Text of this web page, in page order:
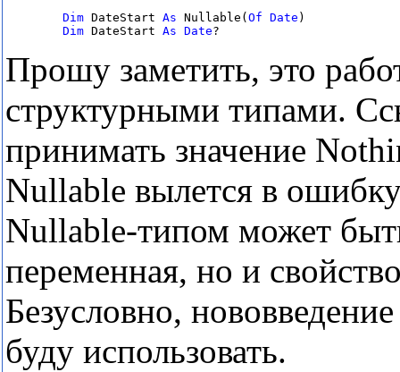
Dim DateStart As Nullable( Of Date )
Dim DateStart As Date?
Прошу заметить, это
структурными типами.
принимать значение
Nullable вылется в
Nullable-типом может
переменная, но и
Безусловно,
буду использовать.